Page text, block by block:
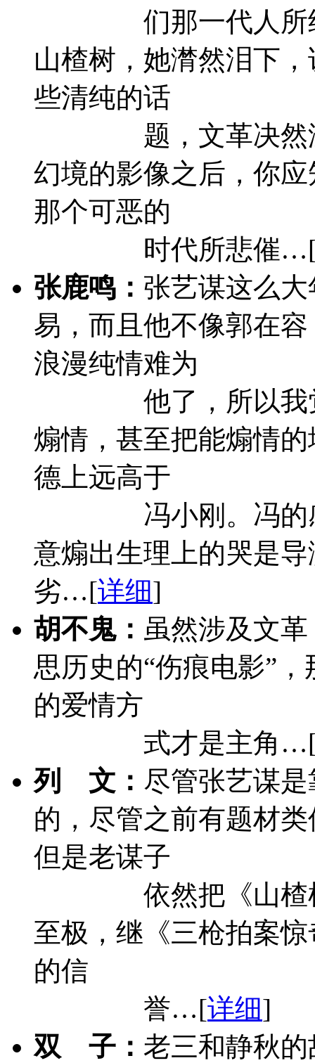
们那一代人
山楂树，她潸然泪下
些清纯的话
题，文革决
幻境的影像之后，你
那个可恶的
时代所悲催
张鹿鸣： 张艺谋这么
易，而且他不像郭在
浪漫纯情难为
他了，所以
煽情，甚至把能煽情
德上远高于
冯小刚。冯
意煽出生理上的哭是
劣…[详细]
胡不鬼： 虽然涉及文
思历史的“伤痕电影”
的爱情方
式才是主角
列 文： 尽管张艺谋
的，尽管之前有题材
但是老谋子
依然把《山
至极，继《三枪拍案
的信
誉…[详细]
双 子： 老三和静秋